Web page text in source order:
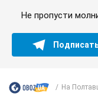
Не пропусти
На